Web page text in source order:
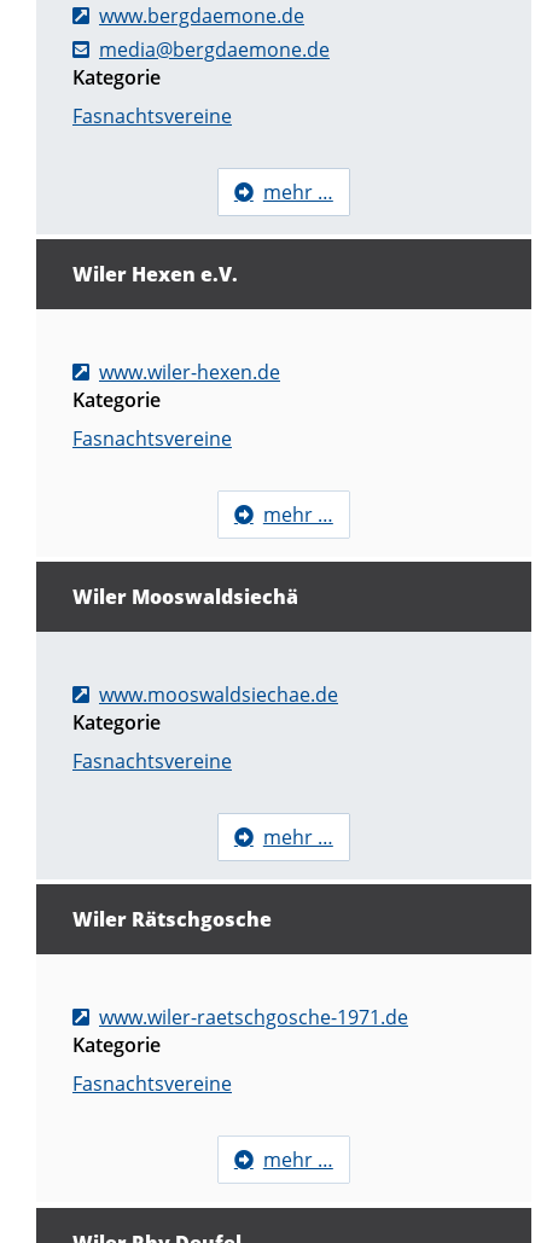
www.bergdaemone.de
media@bergdaemone.de
Kategorie
Fasnachtsvereine
mehr …
Wiler Hexen e.V.
www.wiler-hexen.de
Kategorie
Fasnachtsvereine
mehr …
Wiler Mooswaldsiechä
www.mooswaldsiechae.de
Kategorie
Fasnachtsvereine
mehr …
Wiler Rätschgosche
www.wiler-raetschgosche-1971.de
Kategorie
Fasnachtsvereine
mehr …